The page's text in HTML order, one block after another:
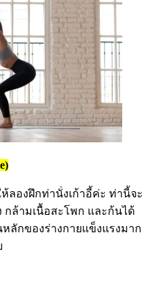
องฝึกท่านั่งเก้าอี้ค่ะ ท่านี้จะ
ล้ามเนื้อสะโพก และก้นได้
ลักของร่างกายแข็งแรงมาก